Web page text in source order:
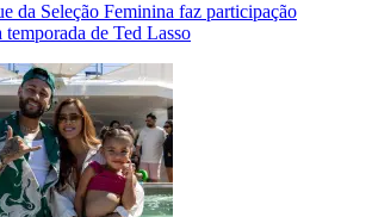
da Seleção Feminina faz participação
temporada de Ted Lasso